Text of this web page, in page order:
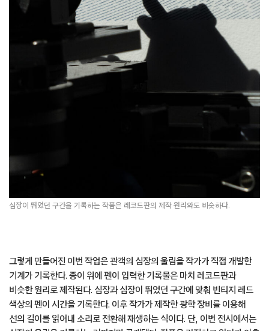
심장이 뛰었던 구간을 기록하는 작품은 레코드판의 제작 원리와도 비슷하다.
그렇게 만들어진 이번 작업은 관객의 심장의 울림을 작가가 직접 개발한
기계가 기록한다. 종이 위에 펜이 입력한 기록물은 마치 레코드판과
비슷한 원리로 제작된다. 심장과 심장이 뛰었던 구간에 맞춰 빈티지 레드
색상의 펜이 시간을 기록한다. 이후 작가가 제작한 광학 장비를 이용해
선의 길이를 읽어내 소리로 전환해 재생하는 식이다. 단, 이번 전시에서는